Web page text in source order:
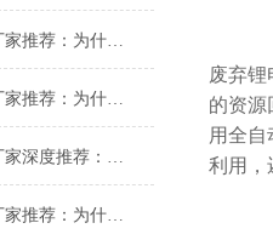
铝渣压饼机生产厂家推荐：为什么恩派特是值得信赖的选择？
钢屑压饼机生产厂家推荐：为什么恩派特是您值得信赖的选择？
铜屑压饼机生产厂家深度推荐：为什么恩派特成为市场的“压饼专家”？
铁屑压饼机生产厂家推荐：为什么恩派特成为工业固废处理的优选品牌？
废弃
的资源
用全
利用，